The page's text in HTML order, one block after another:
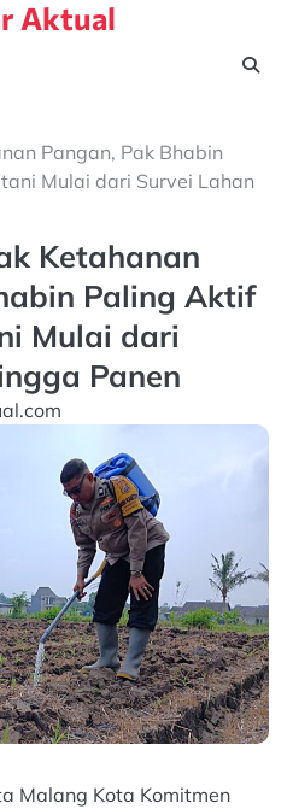
Aktual
Pangan, Pak Bhabin
Mulai dari Survei Lahan
Ketahanan
Paling Aktif
Mulai dari
Panen
Malang Kota Komitmen